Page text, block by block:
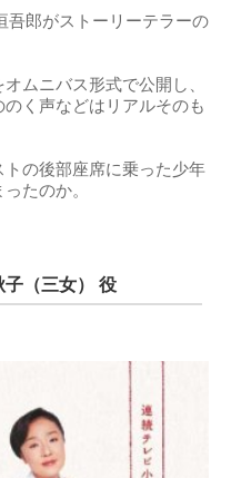
吾郎がストーリーテラーの
ムニバス形式で公開し、
のく声などはリアルそのも
トの後部座席に乗った少年
たのか。
（三女） 役